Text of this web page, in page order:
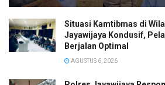
Situasi Kamtibmas di
Jayawijaya Kondusif,
Berjalan Optimal
AGUSTUS 6, 2026